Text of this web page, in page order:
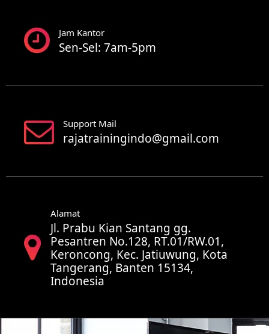
Jam Kantor
Sen-Sel: 7am-5pm
Support Mail
rajatrainingindo@gmail.com
Alamat
Jl. Prabu Kian Santang gg.
Pesantren No.128, RT.01/RW.01,
Keroncong, Kec. Jatiuwung, Kota
Tangerang, Banten 15134,
Indonesia